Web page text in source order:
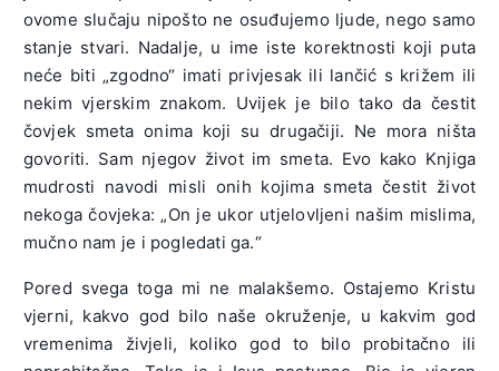
ovome slučaju nipošto ne osuđujemo ljude, nego samo
stanje stvari. Nadalje, u ime iste korektnosti koji puta
neće biti „zgodno“ imati privjesak ili lančić s križem ili
nekim vjerskim znakom. Uvijek je bilo tako da čestit
čovjek smeta onima koji su drugačiji. Ne mora ništa
govoriti. Sam njegov život im smeta. Evo kako Knjiga
mudrosti navodi misli onih kojima smeta čestit život
nekoga čovjeka: „On je ukor utjelovljeni našim mislima,
mučno nam je i pogledati ga.“
Pored svega toga mi ne malakšemo. Ostajemo Kristu
vjerni, kakvo god bilo naše okruženje, u kakvim god
vremenima živjeli, koliko god to bilo probitačno ili